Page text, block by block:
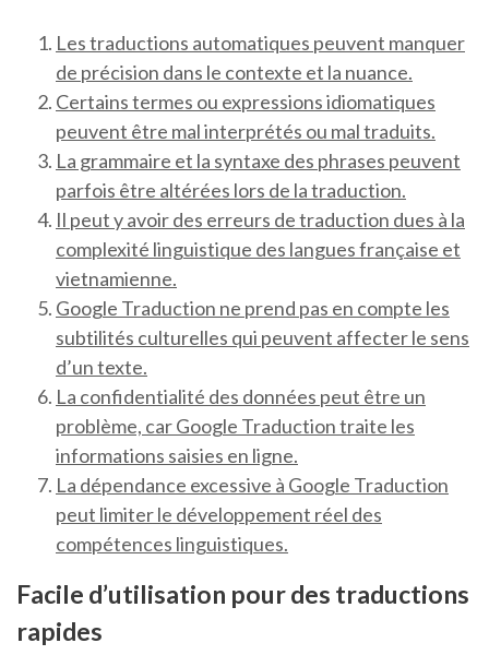
Les traductions automatiques peuvent manquer
de précision dans le contexte et la nuance.
Certains termes ou expressions idiomatiques
peuvent être mal interprétés ou mal traduits.
La grammaire et la syntaxe des phrases peuvent
parfois être altérées lors de la traduction.
Il peut y avoir des erreurs de traduction dues à la
complexité linguistique des langues française et
vietnamienne.
Google Traduction ne prend pas en compte les
subtilités culturelles qui peuvent affecter le sens
d’un texte.
La confidentialité des données peut être un
problème, car Google Traduction traite les
informations saisies en ligne.
La dépendance excessive à Google Traduction
peut limiter le développement réel des
compétences linguistiques.
Facile d’utilisation pour des traductions
rapides